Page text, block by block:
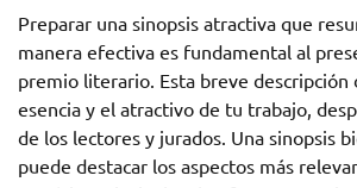
Preparar una sinopsis atractiva que
manera efectiva es fundamental al
premio literario. Esta breve descripción
esencia y el atractivo de tu trabajo,
de los lectores y jurados. Una sinopsis
puede destacar los aspectos más